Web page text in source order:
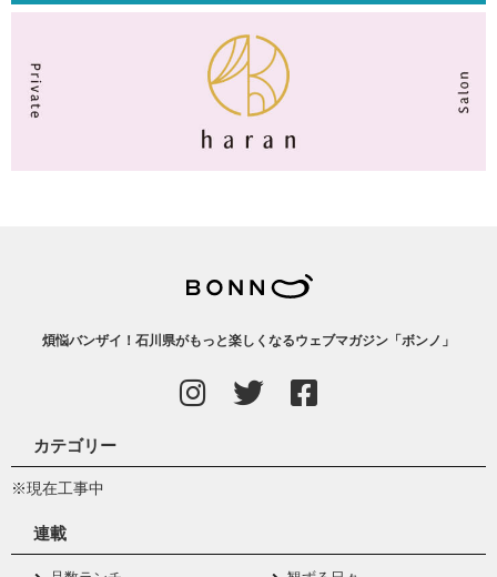
煩悩バンザイ！石川県がもっと楽しくなるウェブマガジン「ボンノ」
カテゴリー
※現在工事中
連載